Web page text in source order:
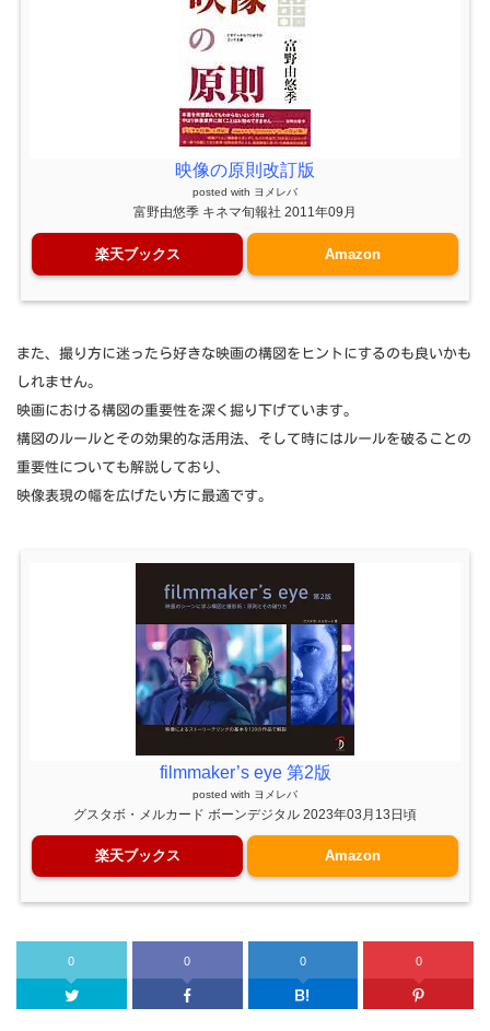
映像の原則改訂版
posted with ヨメレバ
富野由悠季 キネマ旬報社 2011年09月
楽天ブックス Amazon
また、撮り方に迷ったら好きな映画の構図をヒントにするのも良いかも
しれません。
映画における構図の重要性を深く掘り下げています。
構図のルールとその効果的な活用法、そして時にはルールを破ることの
重要性についても解説しており、
映像表現の幅を広げたい方に最適です。
filmmaker’s eye 第2版
posted with ヨメレバ
グスタボ・メルカード ボーンデジタル 2023年03月13日頃
楽天ブックス Amazon
0
Twitter
0
Facebook
0
はてなブッ
0